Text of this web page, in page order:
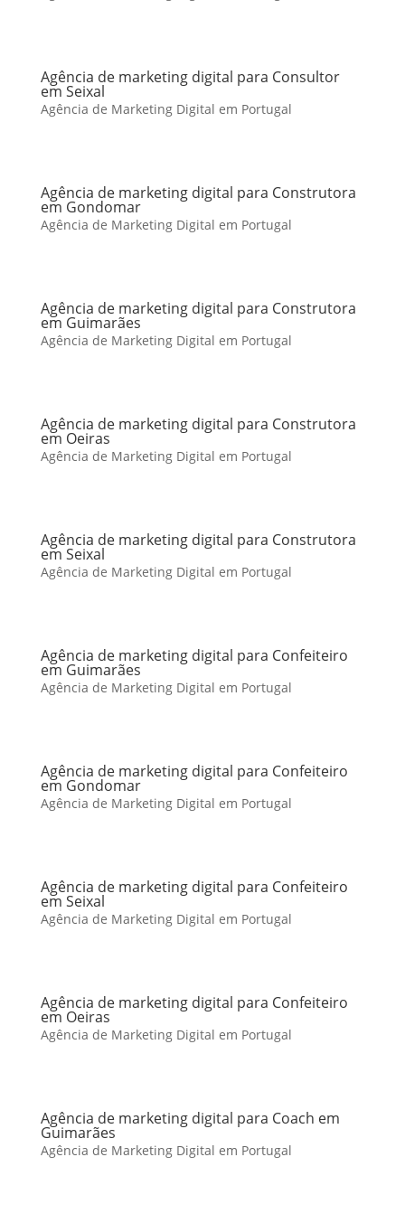
Agência de marketing digital para Consultor
em Seixal
Agência de Marketing Digital em Portugal
Agência de marketing digital para Construtora
em Gondomar
Agência de Marketing Digital em Portugal
Agência de marketing digital para Construtora
em Guimarães
Agência de Marketing Digital em Portugal
Agência de marketing digital para Construtora
em Oeiras
Agência de Marketing Digital em Portugal
Agência de marketing digital para Construtora
em Seixal
Agência de Marketing Digital em Portugal
Agência de marketing digital para Confeiteiro
em Guimarães
Agência de Marketing Digital em Portugal
Agência de marketing digital para Confeiteiro
em Gondomar
Agência de Marketing Digital em Portugal
Agência de marketing digital para Confeiteiro
em Seixal
Agência de Marketing Digital em Portugal
Agência de marketing digital para Confeiteiro
em Oeiras
Agência de Marketing Digital em Portugal
Agência de marketing digital para Coach em
Guimarães
Agência de Marketing Digital em Portugal